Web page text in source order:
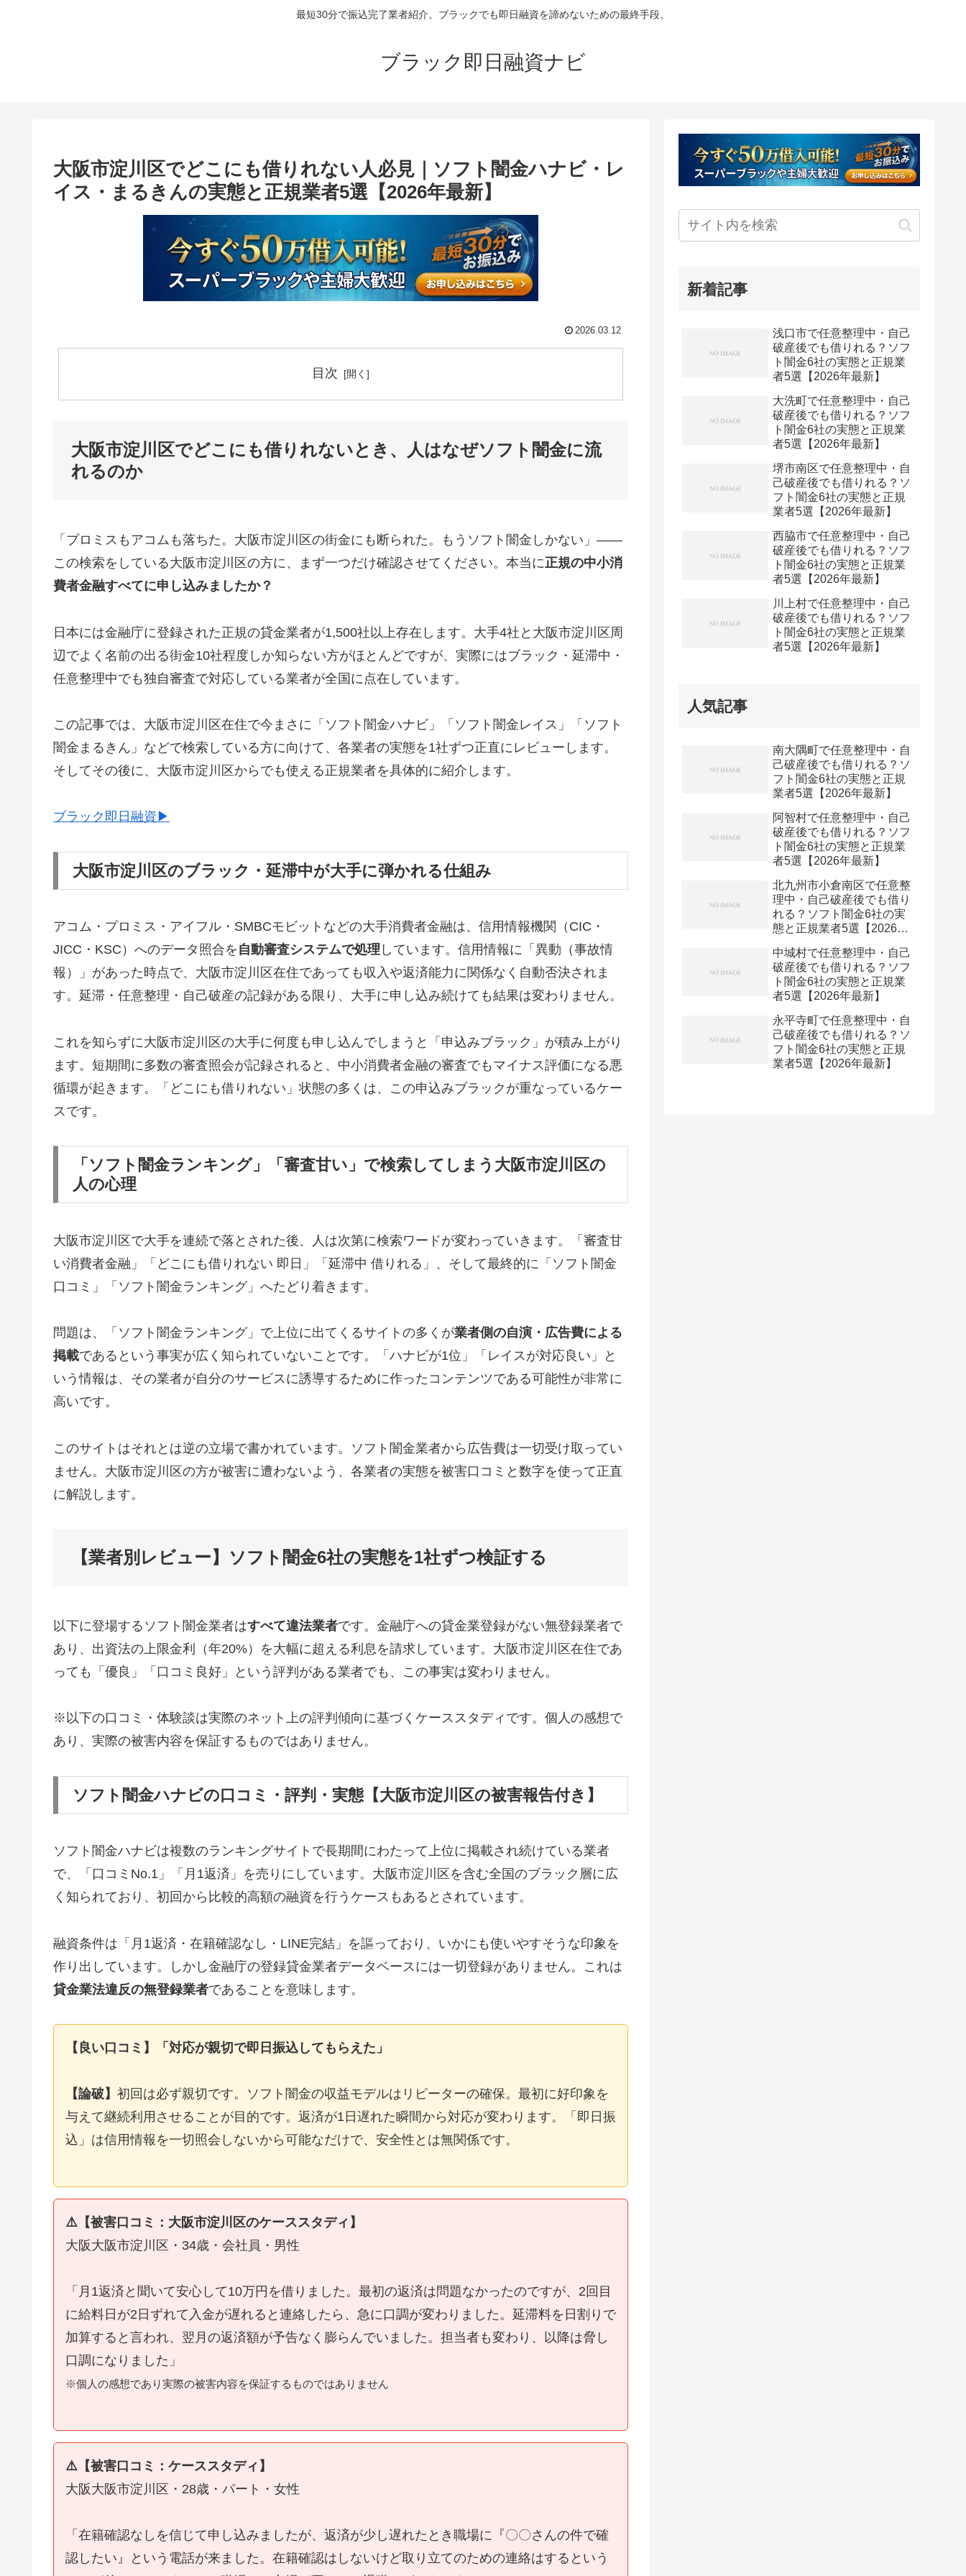
最短30分で振込完了業者紹介。ブラックでも即日融資を諦めないための最終手段。
ブラック即日融資ナビ
大阪市淀川区でどこにも借りれない人必見｜ソフト闇金ハナビ・レ
イス・まるきんの実態と正規業者5選【2026年最新】
2026.03.12
目次
大阪市淀川区でどこにも借りれないとき、人はなぜソフト闇金に流
れるのか
「プロミスもアコムも落ちた。大阪市淀川区の街金にも断られた。もうソフト闇金しかない」——
この検索をしている大阪市淀川区の方に、まず一つだけ確認させてください。本当に正規の中小消
費者金融すべてに申し込みましたか？
日本には金融庁に登録された正規の貸金業者が1,500社以上存在します。大手4社と大阪市淀川区周
辺でよく名前の出る街金10社程度しか知らない方がほとんどですが、実際にはブラック・延滞中・
任意整理中でも独自審査で対応している業者が全国に点在しています。
この記事では、大阪市淀川区在住で今まさに「ソフト闇金ハナビ」「ソフト闇金レイス」「ソフト
闇金まるきん」などで検索している方に向けて、各業者の実態を1社ずつ正直にレビューします。
そしてその後に、大阪市淀川区からでも使える正規業者を具体的に紹介します。
ブラック即日融資▶
大阪市淀川区のブラック・延滞中が大手に弾かれる仕組み
アコム・プロミス・アイフル・SMBCモビットなどの大手消費者金融は、信用情報機関（CIC・
JICC・KSC）へのデータ照合を 自動審査システムで処理 しています。信用情報に「異動（事故情
報）」があった時点で、大阪市淀川区在住であっても収入や返済能力に関係なく自動否決されま
す。延滞・任意整理・自己破産の記録がある限り、大手に申し込み続けても結果は変わりません。
これを知らずに大阪市淀川区の大手に何度も申し込んでしまうと「申込みブラック」が積み上がり
ます。短期間に多数の審査照会が記録されると、中小消費者金融の審査でもマイナス評価になる悪
循環が起きます。「どこにも借りれない」状態の多くは、この申込みブラックが重なっているケー
スです。
「ソフト闇金ランキング」「審査甘い」で検索してしまう大阪市淀川区の
人の心理
大阪市淀川区で大手を連続で落とされた後、人は次第に検索ワードが変わっていきます。「審査甘
い消費者金融」「どこにも借りれない 即日」「延滞中 借りれる」、そして最終的に「ソフト闇金
口コミ」「ソフト闇金ランキング」へたどり着きます。
問題は、「ソフト闇金ランキング」で上位に出てくるサイトの多くが業者側の自演・広告費による
掲載であるという事実が広く知られていないことです。「ハナビが1位」「レイスが対応良い」と
いう情報は、その業者が自分のサービスに誘導するために作ったコンテンツである可能性が非常に
高いです。
このサイトはそれとは逆の立場で書かれています。ソフト闇金業者から広告費は一切受け取ってい
ません。大阪市淀川区の方が被害に遭わないよう、各業者の実態を被害口コミと数字を使って正直
に解説します。
【業者別レビュー】ソフト闇金6社の実態を1社ずつ検証する
以下に登場するソフト闇金業者はすべて違法業者です。金融庁への貸金業登録がない無登録業者で
あり、出資法の上限金利（年20%）を大幅に超える利息を請求しています。大阪市淀川区在住であ
っても「優良」「口コミ良好」という評判がある業者でも、この事実は変わりません。
※以下の口コミ・体験談は実際のネット上の評判傾向に基づくケーススタディです。個人の感想で
あり、実際の被害内容を保証するものではありません。
ソフト闇金ハナビの口コミ・評判・実態【大阪市淀川区の被害報告付き】
ソフト闇金ハナビは複数のランキングサイトで長期間にわたって上位に掲載され続けている業者
で、「口コミNo.1」「月1返済」を売りにしています。大阪市淀川区を含む全国のブラック層に広
く知られており、初回から比較的高額の融資を行うケースもあるとされています。
融資条件は「月1返済・在籍確認なし・LINE完結」を謳っており、いかにも使いやすそうな印象を
作り出しています。しかし金融庁の登録貸金業者データベースには一切登録がありません。これは
貸金業法違反の無登録業者であることを意味します。
【良い口コミ】「対応が親切で即日振込してもらえた」
【論破】 初回は必ず親切です。ソフト闇金の収益モデルはリピーターの確保。最初に好印象を
与えて継続利用させることが目的です。返済が1日遅れた瞬間から対応が変わります。「即日振
込」は信用情報を一切照会しないから可能なだけで、安全性とは無関係です。
⚠️【被害口コミ：大阪市淀川区のケーススタディ】
大阪大阪市淀川区・34歳・会社員・男性
「月1返済と聞いて安心して10万円を借りました。最初の返済は問題なかったのですが、2回目
に給料日が2日ずれて入金が遅れると連絡したら、急に口調が変わりました。延滞料を日割りで
加算すると言われ、翌月の返済額が予告なく膨らんでいました。担当者も変わり、以降は脅し
口調になりました」
※個人の感想であり実際の被害内容を保証するものではありません
⚠️【被害口コミ：ケーススタディ】
大阪大阪市淀川区・28歳・パート・女性
「在籍確認なしを信じて申し込みましたが、返済が少し遅れたとき職場に『〇〇さんの件で確
認したい』という電話が来ました。在籍確認はしないけど取り立てのための連絡はするという
新着記事
浅口市で任意整理中・自己
破産後でも借りれる？ソフ
ト闇金6社の実態と正規業
者5選【2026年最新】
大洗町で任意整理中・自己
破産後でも借りれる？ソフ
ト闇金6社の実態と正規業
者5選【2026年最新】
堺市南区で任意整理中・自
己破産後でも借りれる？ソ
フト闇金6社の実態と正規
業者5選【2026年最新】
西脇市で任意整理中・自己
破産後でも借りれる？ソフ
ト闇金6社の実態と正規業
者5選【2026年最新】
川上村で任意整理中・自己
破産後でも借りれる？ソフ
ト闇金6社の実態と正規業
者5選【2026年最新】
人気記事
南大隅町で任意整理中・自
己破産後でも借りれる？ソ
フト闇金6社の実態と正規
業者5選【2026年最新】
阿智村で任意整理中・自己
破産後でも借りれる？ソフ
ト闇金6社の実態と正規業
者5選【2026年最新】
北九州市小倉南区で任意整
理中・自己破産後でも借り
れる？ソフト闇金6社の実
態と正規業者5選【2026年
中城村で任意整理中・自己
破産後でも借りれる？ソフ
ト闇金6社の実態と正規業
者5選【2026年最新】
永平寺町で任意整理中・自
己破産後でも借りれる？ソ
フト闇金6社の実態と正規
業者5選【2026年最新】